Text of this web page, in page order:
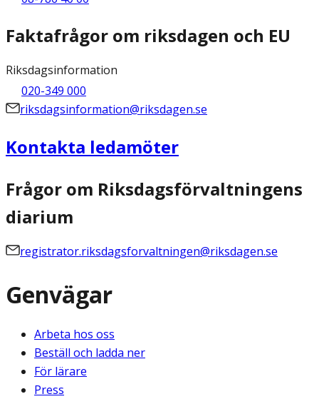
Faktafrågor om riksdagen och EU
Riksdagsinformation
020-349 000
riksdagsinformation@riksdagen.se
Kontakta ledamöter
Frågor om Riksdagsförvaltningens
diarium
registrator.riksdagsforvaltningen@riksdagen.se
Genvägar
Arbeta hos oss
Beställ och ladda ner
För lärare
Press